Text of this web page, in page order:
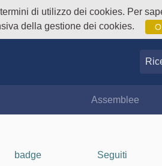
di utilizzo dei cookies. Per
della gestione dei cookies.
Assemblee
badge Seguiti